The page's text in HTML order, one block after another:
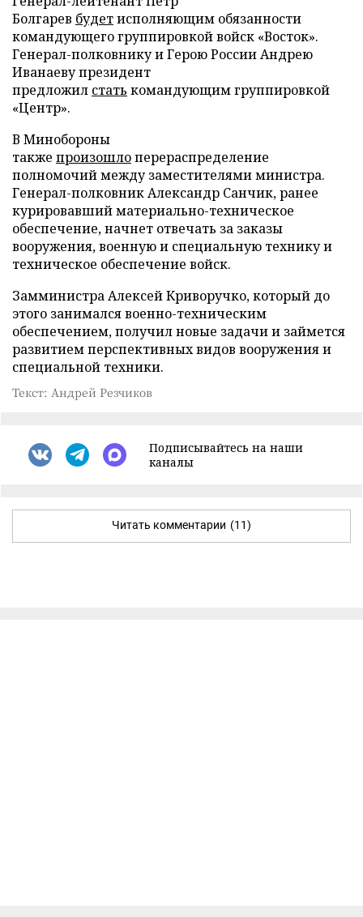
Болгарев будетисполняющим обязанности
командующего группировкой войск «Восток».
Генерал-полковнику и Герою России Андрею
Иванаеву президент
предложил стать командующим группировкой
«Центр».
В Минобороны
также произошлоперераспределение
полномочий между заместителями министра.
Генерал-полковник Александр Санчик, ранее
курировавший материально-техническое
обеспечение, начнет отвечать за заказы
вооружения, военную и специальную технику и
техническое обеспечение войск.
Замминистра Алексей Криворучко, который до
этого занимался военно-техническим
обеспечением, получил новые задачи и займется
развитием перспективных видов вооружения и
специальной техники.
Текст: Андрей Резчиков
Подписывайтесь на наши
каналы
Читать комментарии (11)